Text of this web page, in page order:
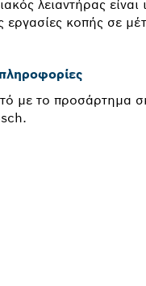
λειαντήρας είναι
εργασίες κοπής σε
με το προσάρτημα